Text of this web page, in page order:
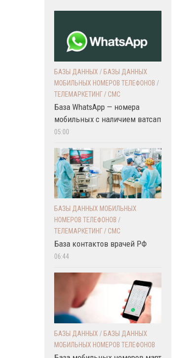
БАЗЫ ДАННЫХ / БАЗЫ ДАННЫХ
МОБИЛЬНЫХ НОМЕРОВ ТЕЛЕФОНОВ /
ТЕЛЕМАРКЕТИНГ / СМС
База WhatsApp — номера
мобильных с наличием ватсап
05:00
БАЗЫ ДАННЫХ МОБИЛЬНЫХ
НОМЕРОВ ТЕЛЕФОНОВ /
ТЕЛЕМАРКЕТИНГ / СМС
База контактов врачей РФ
06:44
БАЗЫ ДАННЫХ / БАЗЫ ДАННЫХ
МОБИЛЬНЫХ НОМЕРОВ ТЕЛЕФОНОВ